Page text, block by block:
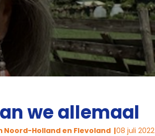
we allemaal
Noord-Holland en Flevoland 08 juli 2022